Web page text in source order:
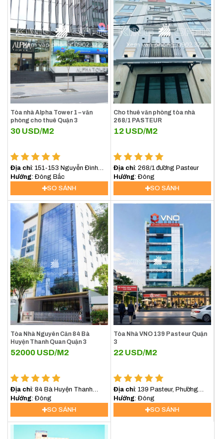
hướng dẫn đi xem văn phòng. Chúng tôi rất vinh dự
được góp một phần nhỏ vào sự thành công của quý
công ty.
Hotline: 0902.3222.58 –Email:info@kingoffice.vn
Khách hàng được miễn phí hoàn toàn mọi dịch vụ khi
đến với KINGOFFICE
$ Giá cho thuê văn phòng quận 3 tháng
[vanphongchothue quan=3][/vanphongchothue]
Tòa nhà Alpha Tower 1 – văn
phòng cho thuê Quận 3
30 USD/M2
Địa chỉ: 151-153 Nguyễn Đình
Chiểu, Quận 3
Hướng : Đông Bắc
SO SÁNH
Cho thuê văn phòng tòa nhà
268/1 PASTEUR
12 USD/M2
Địa chỉ: 268/1 đường Pasteur
Hướng : Đông
SO SÁNH
Tòa Nhà Nguyên Căn 84 Bà
Huyện Thanh Quan Quận 3
52000 USD/M2
Địa chỉ: 84 Bà Huyện Thanh
Quan, Xuân Hòa, Hồ Chí Minh,
Hướng : Đông
SO SÁNH
Tòa Nhà VNO 139 Pasteur Quận
3
22 USD/M2
Địa chỉ: 139 Pasteur, Phường
Xuân Hòa, TP.HCM
Hướng : Đông
SO SÁNH